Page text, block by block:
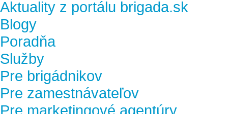
Aktuality z portálu brigada.sk
Blogy
Poradňa
Služby
Pre brigádnikov
Pre zamestnávateľov
Pre marketingové agentúry